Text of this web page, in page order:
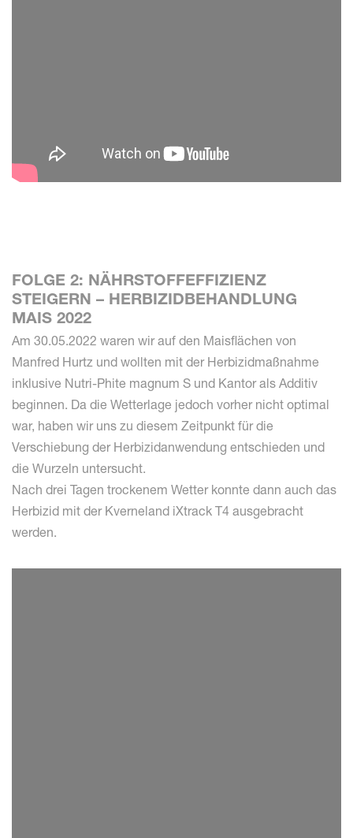
FOLGE 2: NÄHRSTOFFEFFIZIENZ
STEIGERN – HERBIZIDBEHANDLUNG
MAIS 2022
Am 30.05.2022 waren wir auf den Maisflächen von
Manfred Hurtz und wollten mit der Herbizidmaßnahme
inklusive Nutri-Phite magnum S und Kantor als Additiv
beginnen. Da die Wetterlage jedoch vorher nicht optimal
war, haben wir uns zu diesem Zeitpunkt für die
Verschiebung der Herbizidanwendung entschieden und
die Wurzeln untersucht.
Nach drei Tagen trockenem Wetter konnte dann auch das
Herbizid mit der Kverneland iXtrack T4 ausgebracht
werden.